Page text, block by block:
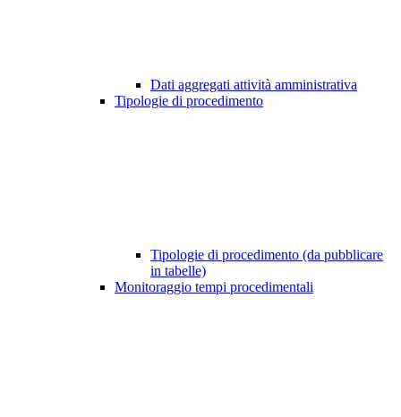
Dati aggregati attività amministrativa
Tipologie di procedimento
Tipologie di procedimento (da pubblicare
in tabelle)
Monitoraggio tempi procedimentali